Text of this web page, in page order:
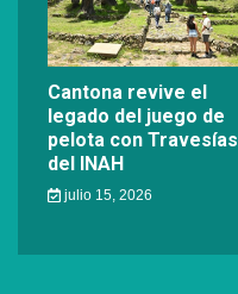
Cantona revive el
legado del juego de
pelota con Travesías
del INAH
julio 15, 2026